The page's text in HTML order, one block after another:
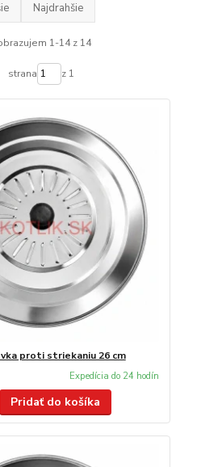
Najdrahšie
1-14 z 14
strana z 1
proti striekaniu 26 cm
Expedícia do 24 hodín
Pridať do košíka